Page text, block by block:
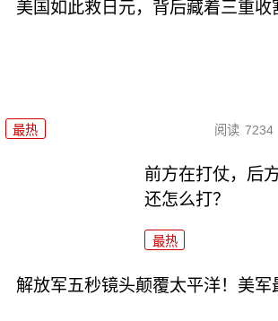
美国如此救日元，背后藏着三重收
最热 阅读 7234
前方在打仗，后
还怎么打？
最热
解放军五秒镜头颠覆太平洋！美军